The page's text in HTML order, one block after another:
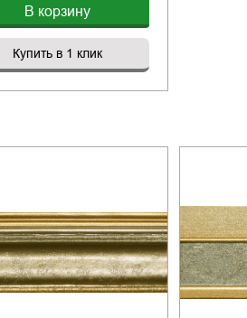
В корзину
Купить в 1 клик